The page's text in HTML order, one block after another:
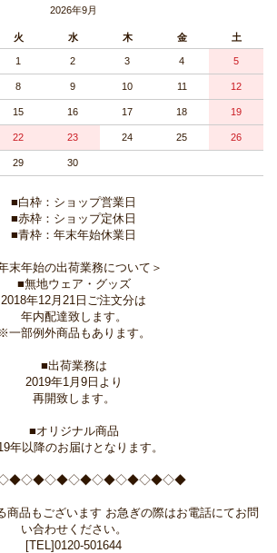
2026年9月
火 水 木 金 土
1 2 3 4 5
8 9 10 11 12
15 16 17 18 19
22 23 24 25 26
29 30
■白枠：ショップ営業日
■赤枠：ショップ定休日
■青枠：年末年始休業日
末年始の出荷業務について＞
■無地ウェア・グッズ
2018年12月21日ご注文分は
年内配達致します。
※一部例外商品もあります。
■出荷業務は
2019年1月9日より
再開致します。
■オリジナル商品
年以降のお届けとなります。
商品もございます お急ぎの際はお電話にてお問
い合わせください。
[TEL]0120-501644